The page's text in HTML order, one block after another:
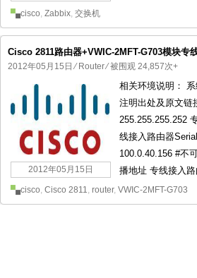
cisco, Zabbix, 交换机
Cisco 2811路由器+VWIC-2MFT-G703模块专
2012年05月15日 ⁄ Router⁄ 被围观 24,857次+
2012年05月15日
相关环境说明：
注明出处及原文
255.255.255.252
线接入路由器
100.0.40.156 #不
播地址 专线接入
cisco, Cisco 2811, router, VWIC-2MFT-G703